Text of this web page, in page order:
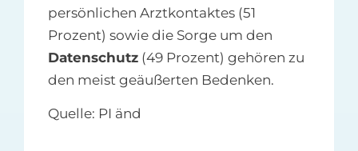
persönlichen Arztkontaktes (51
Prozent) sowie die Sorge um den
Datenschutz(49 Prozent) gehören zu
den meist geäußerten Bedenken.
Quelle: PI änd